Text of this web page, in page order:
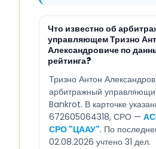
Что известно об
управляющем Тризно
Александровиче по
рейтинга?
Тризно Антон
арбитражный
Bankrot. В карточке
672605064318, СРО —
СРО "ЦААУ". По
02.08.2026 учтено 31 дел.